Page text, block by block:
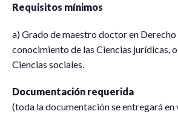
Requisitos mínimos
a) Grado de maestro doctor en Derecho
conocimiento de las Ciencias jurídicas,
Ciencias sociales.
Documentación requerida
(toda la documentación se entregará en